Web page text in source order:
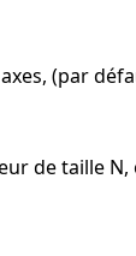
(par
de taille